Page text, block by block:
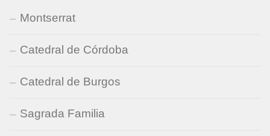
Montserrat
Catedral de Córdoba
Catedral de Burgos
Sagrada Familia